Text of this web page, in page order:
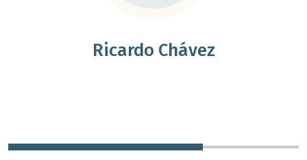
Ricardo Chávez